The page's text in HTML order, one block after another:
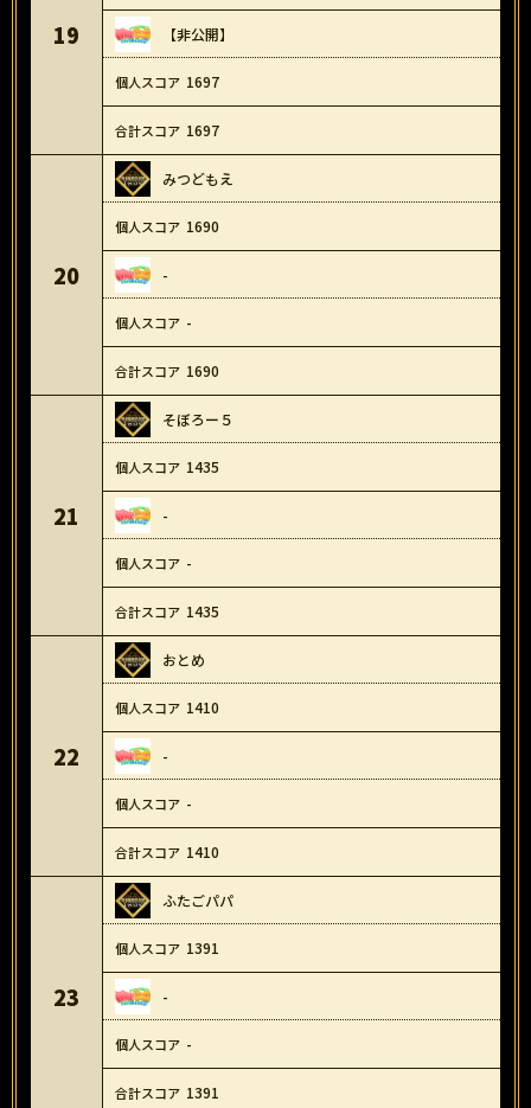
19 【非公開】
1697
1697
20
みつどもえ
1690
-
-
1690
21
そぼろー５
1435
-
-
1435
22
おとめ
1410
-
-
1410
23
ふたごパパ
1391
-
-
1391